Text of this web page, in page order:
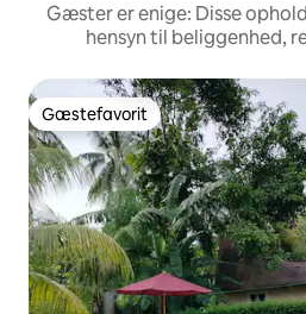
Gæster er enige: Disse
hensyn til beliggenhed,
Gæstefavorit
Gæstefavorit